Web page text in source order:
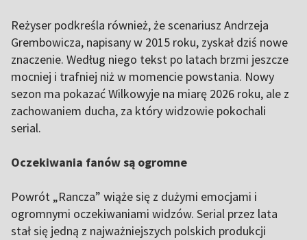
Reżyser podkreśla również, że scenariusz Andrzeja
Grembowicza, napisany w 2015 roku, zyskał dziś nowe
znaczenie. Według niego tekst po latach brzmi jeszcze
mocniej i trafniej niż w momencie powstania. Nowy
sezon ma pokazać Wilkowyje na miarę 2026 roku, ale z
zachowaniem ducha, za który widzowie pokochali
serial.
Oczekiwania fanów są ogromne
Powrót „Rancza” wiąże się z dużymi emocjami i
ogromnymi oczekiwaniami widzów. Serial przez lata
stał się jedną z najważniejszych polskich produkcji